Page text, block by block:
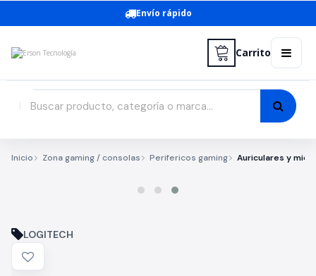
Envío rápido
Carrito
Inicio Zona gaming / consolas Perifericos gaming Auriculares y
LOGITECH